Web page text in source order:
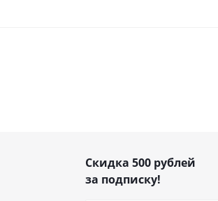
Скидка 500 рублей
за подписку!